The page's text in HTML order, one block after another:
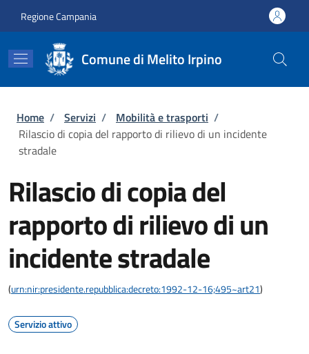
Regione Campania
Comune di Melito Irpino
Briciole di pane
Home / Servizi / Mobilità e trasporti /
Rilascio di copia del rapporto di rilievo di un incidente
stradale
Rilascio di copia del
rapporto di rilievo di un
incidente stradale
(urn:nir:presidente.repubblica:decreto:1992-12-16;495~art21)
Servizio attivo